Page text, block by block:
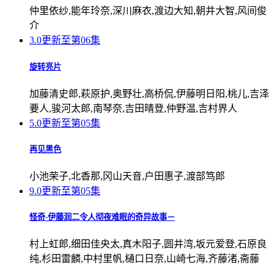
仲里依纱,能年玲奈,深川麻衣,渡边大知,朝井大智,风间俊
介
3.0更新至第06集
旋转亮片
加藤清史郎,萩原护,奥野壮,高桥侃,伊藤明日阳,桃儿,吉泽
要人,骏河太郎,南琴奈,吉田晴登,仲野温,吉村界人
5.0更新至第05集
再见黑色
小池荣子,北香那,冈山天音,户田惠子,渡部笃郎
9.0更新至第05集
怪奇-伊藤润二令人彻夜难眠的奇异故事－
村上虹郎,细田佳央太,真木阳子,圆井湾,坂元爱登,石原良
纯,杉田雷麟,中村里帆,樋口日奈,山崎七海,齐藤渚,斋藤